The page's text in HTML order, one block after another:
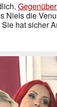
Niels die
hat sicher